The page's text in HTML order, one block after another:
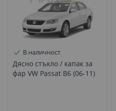
В наличност
Дясно стъкло / капак за
фар VW Passat B6 (06-11)